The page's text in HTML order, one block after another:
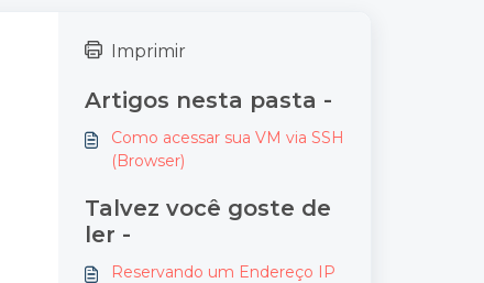
Imprimir
Artigos nesta pasta -
Como acessar sua VM via SSH
(Browser)
Talvez você goste de
ler -
Reservando um Endereço IP